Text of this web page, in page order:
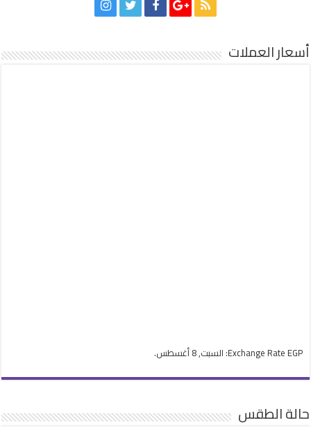
أسعار العملات
Exchange Rate EGP : السبت, 8 أغسطس.
حالة الطقس